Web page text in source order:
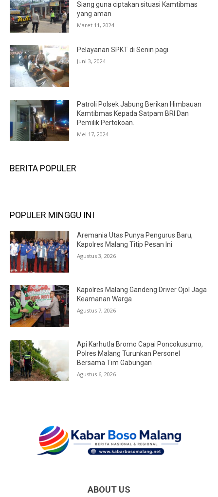
Siang guna ciptakan situasi Kamtibmas
yang aman
Maret 11, 2024
Pelayanan SPKT di Senin pagi
Juni 3, 2024
Patroli Polsek Jabung Berikan Himbauan
Kamtibmas Kepada Satpam BRI Dan
Pemilik Pertokoan.
Mei 17, 2024
BERITA POPULER
POPULER MINGGU INI
Aremania Utas Punya Pengurus Baru,
Kapolres Malang Titip Pesan Ini
Agustus 3, 2026
Kapolres Malang Gandeng Driver Ojol Jaga
Keamanan Warga
Agustus 7, 2026
Api Karhutla Bromo Capai Poncokusumo,
Polres Malang Turunkan Personel
Bersama Tim Gabungan
Agustus 6, 2026
ABOUT US